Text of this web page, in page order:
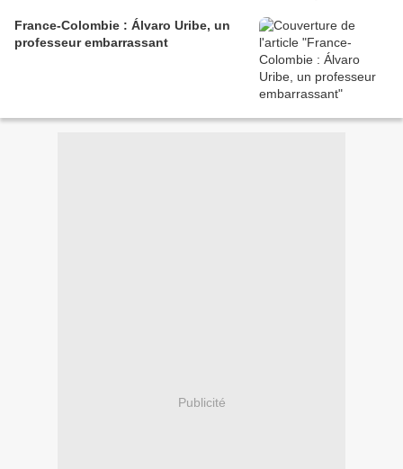
France-Colombie : Álvaro Uribe, un
professeur embarrassant
Publicité